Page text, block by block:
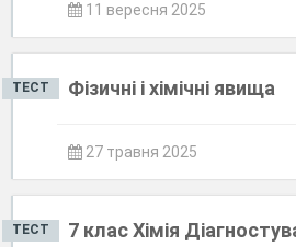
11 вересня 2025
ТЕСТ Фізичні і хімічні явища
27 травня 2025
ТЕСТ 7 клас Хімія